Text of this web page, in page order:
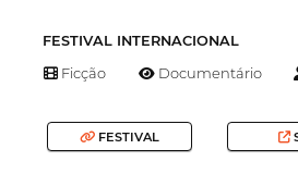
FESTIVAL INTERNACIONAL
Ficção Documentário
FESTIVAL